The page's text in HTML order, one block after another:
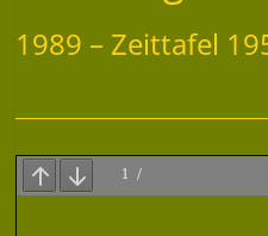
1989 – Zeittafel